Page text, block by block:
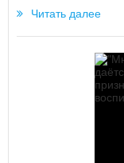
Читать далее